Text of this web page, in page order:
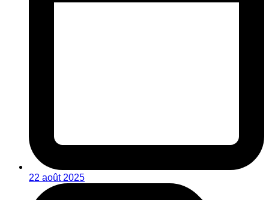
22 août 2025